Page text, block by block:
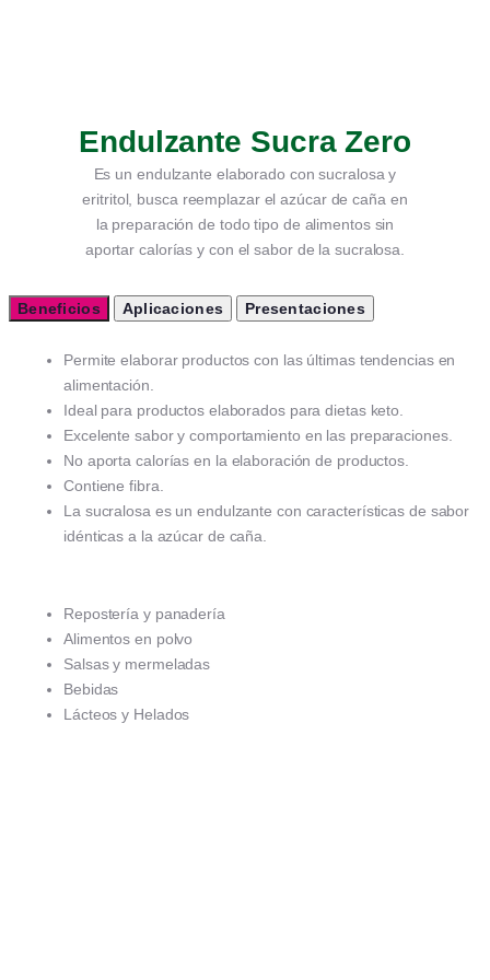
Endulzante Sucra Zero
Es un endulzante elaborado con sucralosa y
eritritol, busca reemplazar el azúcar de caña en
la preparación de todo tipo de alimentos sin
aportar calorías y con el sabor de la sucralosa.
Beneficios Aplicaciones Presentaciones
Permite elaborar productos con las últimas tendencias en
alimentación.
Ideal para productos elaborados para dietas keto.
Excelente sabor y comportamiento en las preparaciones.
No aporta calorías en la elaboración de productos.
Contiene fibra.
La sucralosa es un endulzante con características de sabor
idénticas a la azúcar de caña.
Repostería y panadería
Alimentos en polvo
Salsas y mermeladas
Bebidas
Lácteos y Helados